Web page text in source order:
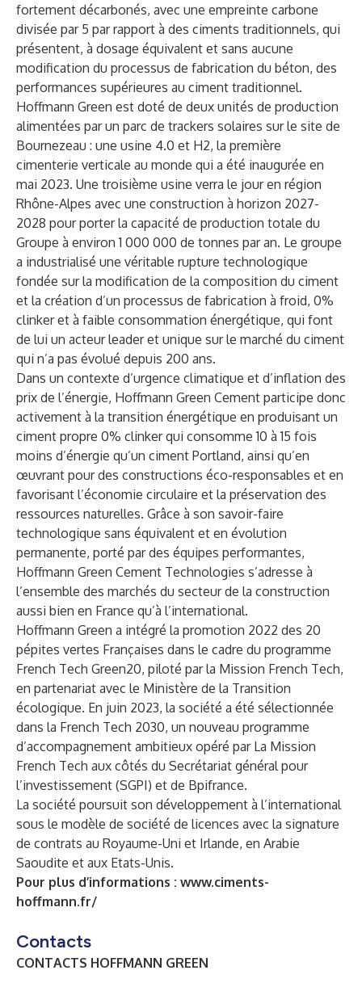
fortement décarbonés, avec une empreinte carbone
divisée par 5 par rapport à des ciments traditionnels, qui
présentent, à dosage équivalent et sans aucune
modification du processus de fabrication du béton, des
performances supérieures au ciment traditionnel.
Hoffmann Green est doté de deux unités de production
alimentées par un parc de trackers solaires sur le site de
Bournezeau : une usine 4.0 et H2, la première
cimenterie verticale au monde qui a été inaugurée en
mai 2023. Une troisième usine verra le jour en région
Rhône-Alpes avec une construction à horizon 2027-
2028 pour porter la capacité de production totale du
Groupe à environ 1 000 000 de tonnes par an. Le groupe
a industrialisé une véritable rupture technologique
fondée sur la modification de la composition du ciment
et la création d’un processus de fabrication à froid, 0%
clinker et à faible consommation énergétique, qui font
de lui un acteur leader et unique sur le marché du ciment
qui n’a pas évolué depuis 200 ans.
Dans un contexte d’urgence climatique et d’inflation des
prix de l’énergie, Hoffmann Green Cement participe donc
activement à la transition énergétique en produisant un
ciment propre 0% clinker qui consomme 10 à 15 fois
moins d’énergie qu’un ciment Portland, ainsi qu’en
œuvrant pour des constructions éco-responsables et en
favorisant l’économie circulaire et la préservation des
ressources naturelles. Grâce à son savoir-faire
technologique sans équivalent et en évolution
permanente, porté par des équipes performantes,
Hoffmann Green Cement Technologies s’adresse à
l’ensemble des marchés du secteur de la construction
aussi bien en France qu’à l’international.
Hoffmann Green a intégré la promotion 2022 des 20
pépites vertes Françaises dans le cadre du programme
French Tech Green20, piloté par la Mission French Tech,
en partenariat avec le Ministère de la Transition
écologique. En juin 2023, la société a été sélectionnée
dans la French Tech 2030, un nouveau programme
d’accompagnement ambitieux opéré par La Mission
French Tech aux côtés du Secrétariat général pour
l’investissement (SGPI) et de Bpifrance.
La société poursuit son développement à l’international
sous le modèle de société de licences avec la signature
de contrats au Royaume-Uni et Irlande, en Arabie
Saoudite et aux Etats-Unis.
Pour plus d’informations : www.ciments-
hoffmann.fr/
Contacts
CONTACTS HOFFMANN GREEN